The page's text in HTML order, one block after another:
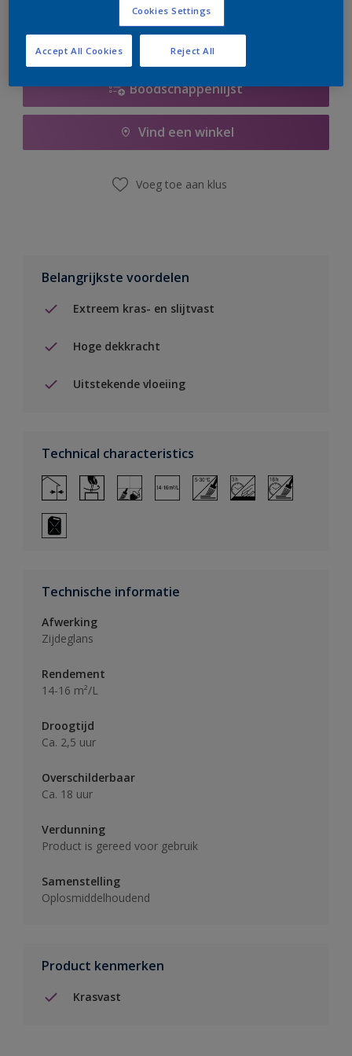
Boodschappenlijst
Vind een winkel
Voeg toe aan klus
Belangrijkste voordelen
Extreem kras- en slijtvast
Hoge dekkracht
Uitstekende vloeiing
Technical characteristics
Technische informatie
Afwerking
Zijdeglans
Rendement
14-16 m²/L
Droogtijd
Ca. 2,5 uur
Overschilderbaar
Ca. 18 uur
Verdunning
Product is gereed voor gebruik
Samenstelling
Oplosmiddelhoudend
Product kenmerken
Krasvast
Cookies Settings
Reject All
Accept All Cookies